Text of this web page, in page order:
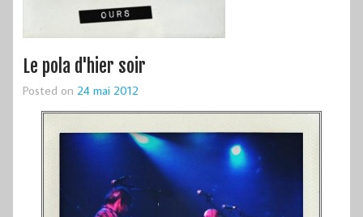
Le pola d'hier soir
Posted on 24 mai 2012